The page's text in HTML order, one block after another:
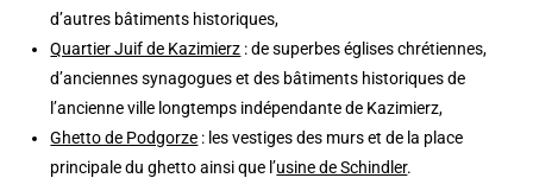
d’autres bâtiments historiques,
Quartier Juif de Kazimierz : de superbes églises chrétiennes,
d’anciennes synagogues et des bâtiments historiques de
l’ancienne ville longtemps indépendante de Kazimierz,
Ghetto de Podgorze : les vestiges des murs et de la place
principale du ghetto ainsi que l’usine de Schindler.